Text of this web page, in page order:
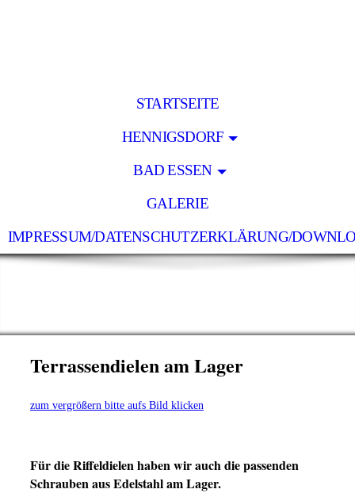
STARTSEITE
HENNIGSDORF
BAD ESSEN
GALERIE
IMPRESSUM/DATENSCHUTZERKLÄRUNG/
Terrassendielen am Lager
zum vergrößern bitte aufs Bild klicken
Für die Riffeldielen haben wir auch die passenden
Schrauben aus Edelstahl am Lager.